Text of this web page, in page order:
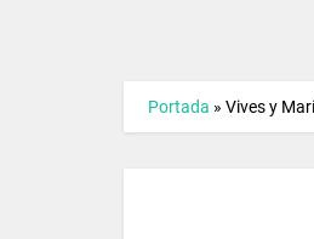
Portada » Vives y